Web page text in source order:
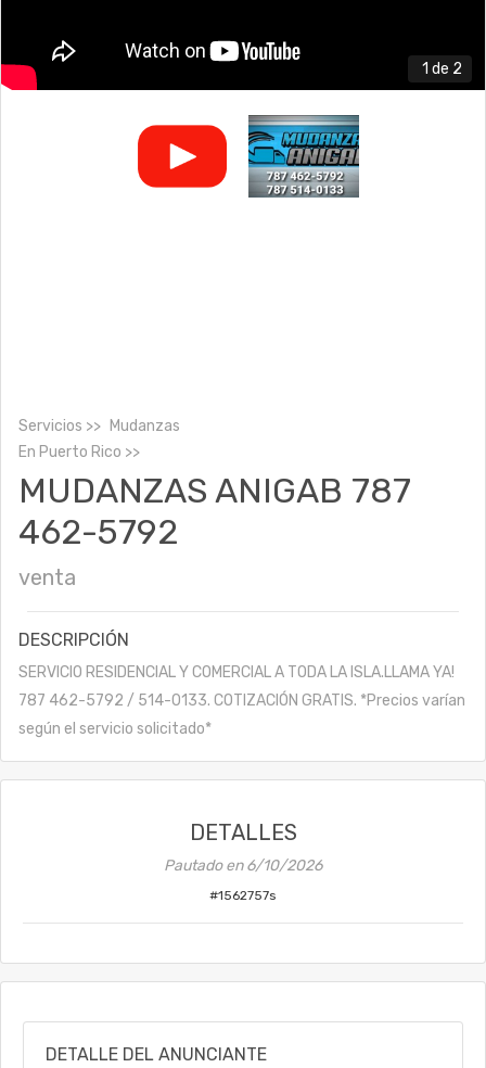
1 de 2
Servicios
Mudanzas
En Puerto Rico
MUDANZAS ANIGAB 787
462-5792
venta
DESCRIPCIÓN
SERVICIO RESIDENCIAL Y COMERCIAL A TODA LA ISLA.LLAMA YA!
787 462-5792 / 514-0133. COTIZACIÓN GRATIS. *Precios varían
según el servicio solicitado*
DETALLES
Pautado en6/10/2026
#1562757s
DETALLE DEL ANUNCIANTE